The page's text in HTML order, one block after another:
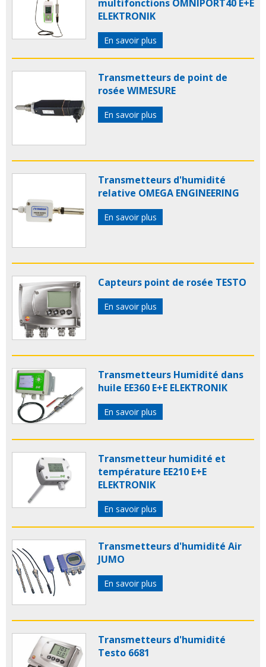
multifonctions OMNIPORT40 E+E
ELEKTRONIK
En savoir plus
Transmetteurs de point de
rosée WIMESURE
En savoir plus
Transmetteurs d'humidité
relative OMEGA ENGINEERING
En savoir plus
Capteurs point de rosée TESTO
En savoir plus
Transmetteurs Humidité dans
huile EE360 E+E ELEKTRONIK
En savoir plus
Transmetteur humidité et
température EE210 E+E
ELEKTRONIK
En savoir plus
Transmetteurs d'humidité Air
JUMO
En savoir plus
Transmetteurs d'humidité
Testo 6681